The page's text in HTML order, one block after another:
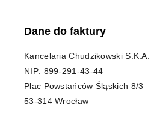
Dane do faktury
Kancelaria Chudzikowski S.K.A.
NIP: 899-291-43-44
Plac Powstańców Śląskich 8/3
53-314 Wrocław